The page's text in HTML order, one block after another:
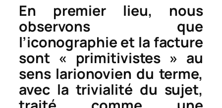
En premier lieu, nous
observons que
l’iconographie et la facture
sont « primitivistes » au
sens larionovien du terme,
avec la trivialité du sujet,